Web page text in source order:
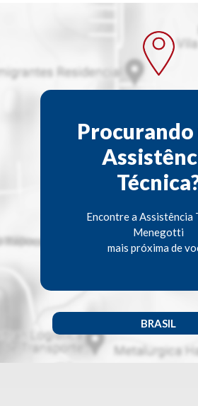
Procurando
Encontre a Assistência
Menegotti
mais próxima de
BRASIL